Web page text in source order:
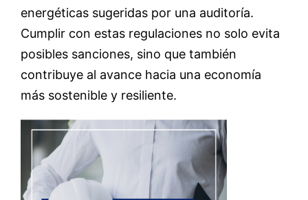
energéticas sugeridas por una auditoría.
Cumplir con estas regulaciones no solo evita
posibles sanciones, sino que también
contribuye al avance hacia una economía
más sostenible y resiliente.